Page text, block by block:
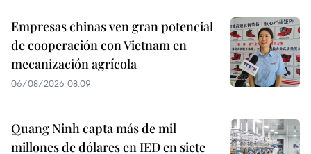
Empresas chinas ven gran potencial
de cooperación con Vietnam en
mecanización agrícola
06/08/2026 08:09
Quang Ninh capta más de mil
millones de dólares en IED en siete